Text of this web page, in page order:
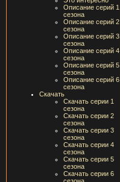
Описание серий 1
сезона
Описание серий 2
сезона
Описание серий 3
сезона
Описание серий 4
сезона
Описание серий 5
сезона
Описание серий 6
сезона
Скачать
Скачать серии 1
сезона
Скачать серии 2
сезона
Скачать серии 3
сезона
Скачать серии 4
сезона
Скачать серии 5
сезона
Скачать серии 6